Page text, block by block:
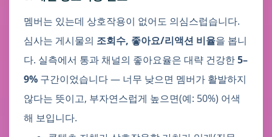
멤버는 있는데 상호작용이 없어도 의심스럽습니다.
심사는 게시물의 조회수, 좋아요/리액션 비율을 봅니
다. 실측에서 통과 채널의 좋아요율은 대략 건강한5–
9% 구간이었습니다 — 너무 낮으면 멤버가 활발하지
않다는 뜻이고, 부자연스럽게 높으면(예: 50%) 어색
해 보입니다.